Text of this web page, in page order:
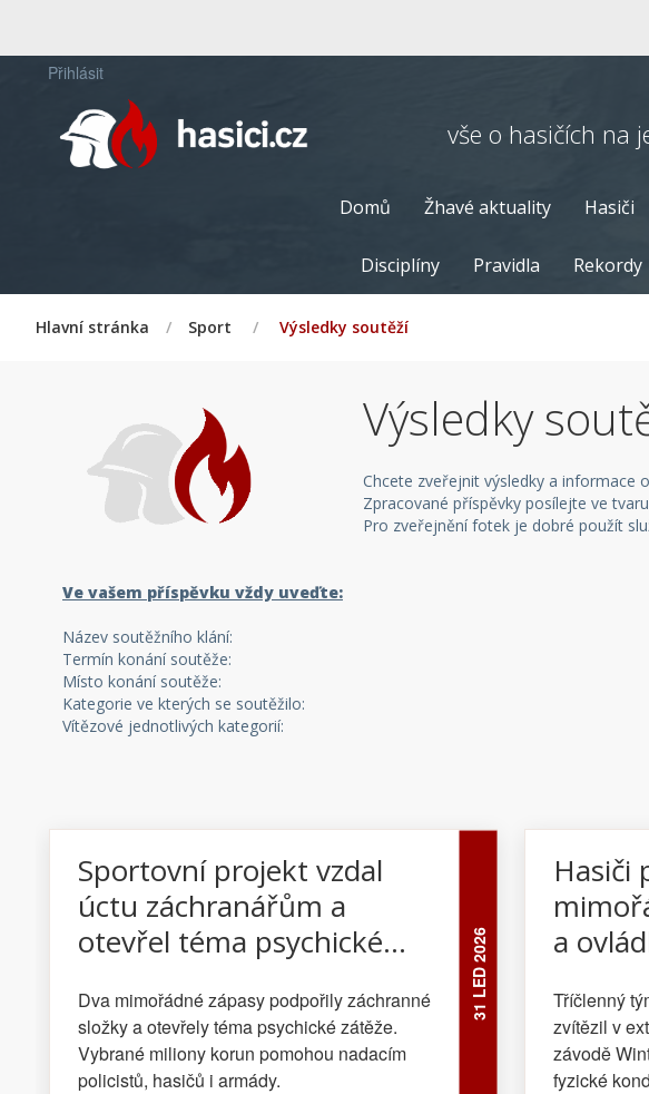
Přihlásit
vše o hasičích na
Domů Žhavé aktuality Hasiči
Disciplíny Pravidla Rekordy
Hlavní stránka / Sport / Výsledky soutěží
Výsledky
Chcete zveřejnit výsledky a informace
Zpracované příspěvky posílejte ve
Pro zveřejnění fotek je dobré použít
Ve vašem příspěvku vždy uveďte:
Název soutěžního klání:
Termín konání soutěže:
Místo konání soutěže:
Kategorie ve kterých se soutěžilo:
Vítězové jednotlivých kategorií:
31 LED 2026
Sportovní projekt vzdal
úctu záchranářům a
otevřel téma psychické
Dva mimořádné zápasy podpořily záchranné
složky a otevřely téma psychické zátěže.
Vybrané miliony korun pomohou nadacím
policistů, hasičů i armády.
Hasiči
a
Tříčlenný
zvítězil v
závodě
fyzické